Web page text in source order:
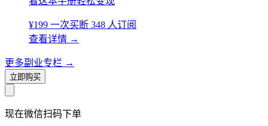
¥199 一次买断 348 人订阅
查看详情 →
更多副业专栏 →
立即购买
现在微信扫码下单